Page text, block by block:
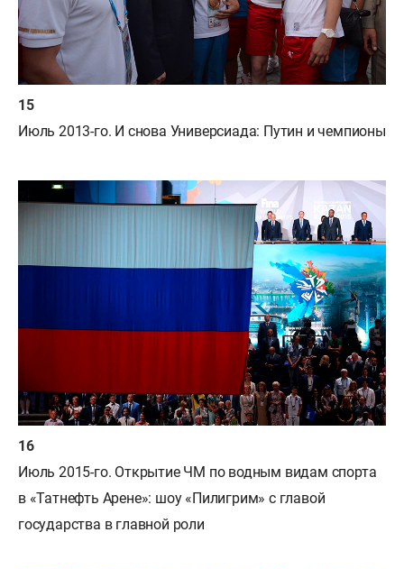
Июль 2013-го. И снова Универсиада: Путин и чемпионы
Июль 2015-го. Открытие ЧМ по водным видам спорта
в «Татнефть Арене»: шоу «Пилигрим» с главой
государства в главной роли